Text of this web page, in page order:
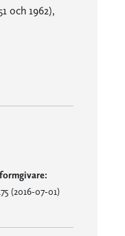
och 1962),
(2016-07-01)